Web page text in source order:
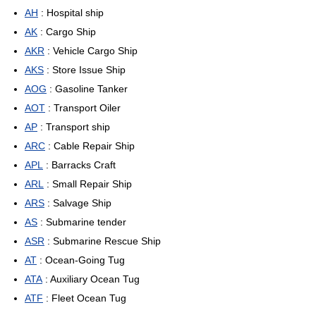
AH : Hospital ship
AK : Cargo Ship
AKR : Vehicle Cargo Ship
AKS : Store Issue Ship
AOG : Gasoline Tanker
AOT : Transport Oiler
AP : Transport ship
ARC : Cable Repair Ship
APL
: Barracks Craft
ARL
: Small Repair Ship
ARS : Salvage Ship
AS : Submarine tender
ASR : Submarine Rescue Ship
AT : Ocean-Going Tug
ATA : Auxiliary Ocean Tug
ATF : Fleet Ocean Tug